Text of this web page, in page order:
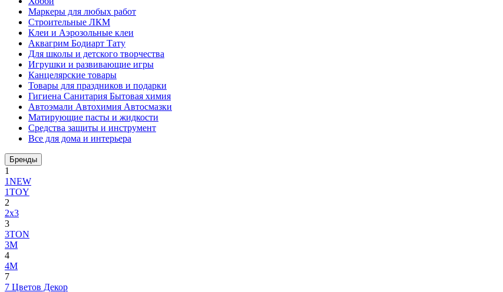
Маркеры для любых работ
Строительные ЛКМ
Клеи и Аэрозольные клеи
Аквагрим Бодиарт Тату
Для школы и детского творчества
Игрушки и развивающие игры
Канцелярские товары
Товары для праздников и подарки
Гигиена Санитария Бытовая химия
Автоэмали Автохимия Автосмазки
Матирующие пасты и жидкости
Средства защиты и инструмент
Все для дома и интерьера
Бренды
1
1NEW
1TOY
2
2x3
3
3TON
3М
4
4M
7
7 Цветов Декор